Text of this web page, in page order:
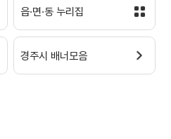
읍·면·동 누리집
경주시 배너모음